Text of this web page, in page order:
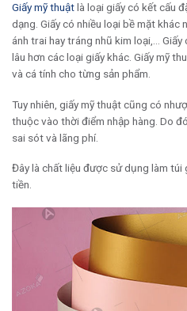
Giấy mỹ thuậtlà loại giấy có kết cấu
dạng. Giấy có nhiều loại bề mặt khác
ánh trai hay tráng nhũ kim loại,…
lâu hơn các loại giấy khác. Giấy mỹ
và cá tính cho từng sản phẩm.
Tuy nhiên, giấy mỹ thuật cũng có
thuộc vào thời điểm nhập hàng. Do
sai sót và lãng phí.
Đây là chất liệu được sử dụng làm túi
tiền.